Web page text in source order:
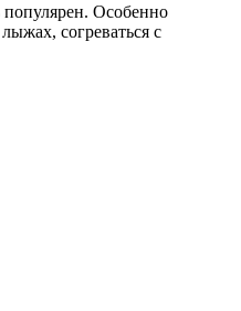
популярен. Особенно
согреваться с